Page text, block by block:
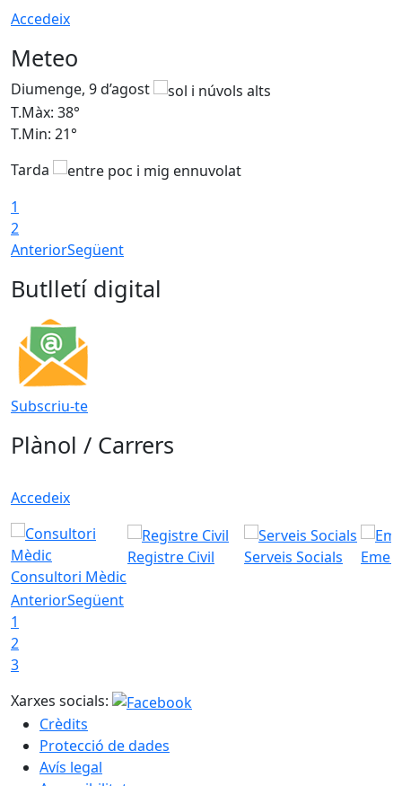
Accedeix
Meteo
Diumenge, 9 d’agost
T.Màx: 38°
T.Min: 21°
Tarda
1
2
AnteriorSegüent
Butlletí digital
Subscriu-te
Plànol / Carrers
Accedeix
Consultori Mèdic
Registre Civil Serveis Socials
AnteriorSegüent
1
2
3
Xarxes socials:
Crèdits
Protecció de dades
Avís legal